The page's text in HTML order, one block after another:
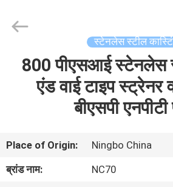
वीडियो
Foundry
CO.,LTD.
स्टेनलेस स्टील
800 पीएसआई स्टेनलेस
एंड वाई टाइप स्ट्रेनर
बीएसपी एनपीटी
Place of Origin:
Ningbo China
ब्रांड नाम:
NC70